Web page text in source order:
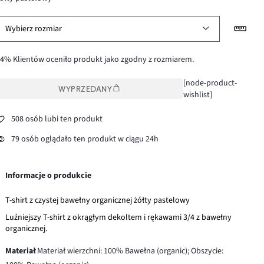
Wybierz rozmiar
Klientów oceniło produkt jako zgodny z rozmiarem.
WYPRZEDANY
[node-product-
wishlist]
508 osób lubi ten produkt
79 osób oglądało ten produkt w ciągu 24h
Informacje o produkcie
T-shirt z czystej bawełny organicznej żółty pastelowy
Luźniejszy T-shirt z okrągłym dekoltem i rękawami 3/4 z bawełny
organicznej.
MateriałMateriał wierzchni: 100% Bawełna (organic); Obszycie: